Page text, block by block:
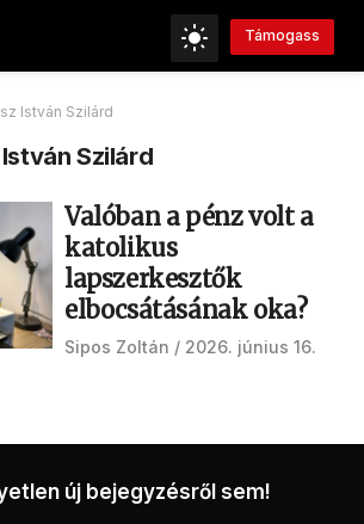
Támogass
István Szilárd
Szilárd
Valóban a pénz volt a
katolikus
lapszerkesztők
elbocsátásának oka?
Sipos Zoltán 2026. június 16.
új bejegyzésről sem!